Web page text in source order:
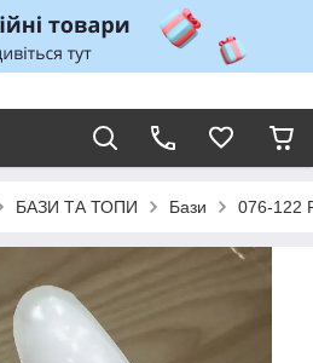
БАЗИ ТА ТОПИ Бази 076-122